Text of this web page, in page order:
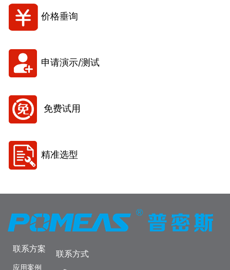
价格垂询
申请演示/测试
免费试用
精准选型
联系方案
应用案例
联系方式